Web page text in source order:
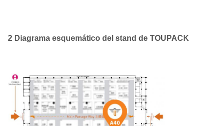
2 Diagrama esquemático del stand de TOUPACK